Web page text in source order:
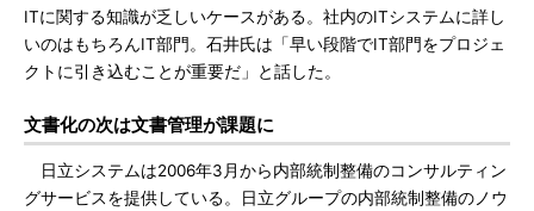
ITに関する知識が乏しいケースがある。社内のITシステムに詳し
いのはもちろんIT部門。石井氏は「早い段階でIT部門をプロジェ
クトに引き込むことが重要だ」と話した。
文書化の次は文書管理が課題に
日立システムは2006年3月から内部統制整備のコンサルティン
グサービスを提供している。日立グループの内部統制整備のノウ